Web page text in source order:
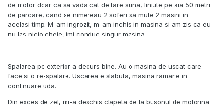
de motor doar ca sa vada cat de tare suna, liniute pe aia 50 metri
de parcare, cand se nimereau 2 soferi sa mute 2 masini in
acelasi timp. M-am ingrozit, m-am inchis in masina si am zis ca eu
nu las nicio cheie, imi conduc singur masina.
Spalarea pe exterior a decurs bine. Au o masina de uscat care
face si o re-spalare. Uscarea e slabuta, masina ramane in
continuare uda.
Din exces de zel, mi-a deschis clapeta de la busonul de motorina